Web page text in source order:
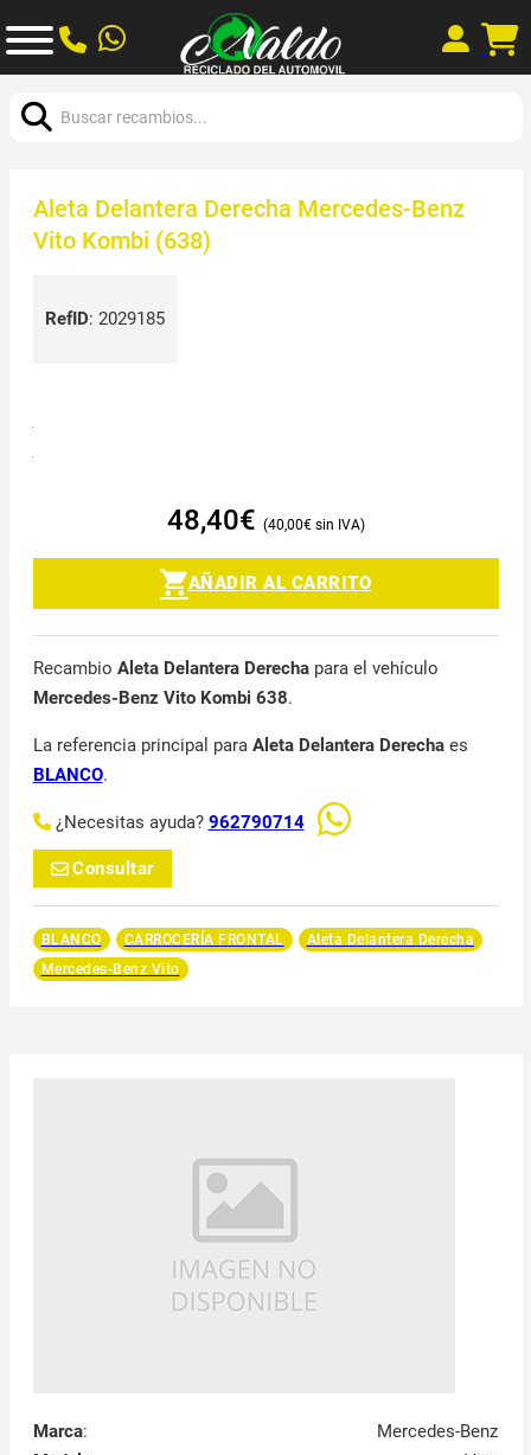
Aleta Delantera Derecha Mercedes-Benz
Vito Kombi (638)
RefID: 2029185
48,40€ 40,00€
AÑADIR AL CARRITO
Recambio Aleta Delantera Derechapara el vehículo
Mercedes-Benz Vito Kombi 638.
La referencia principal para Aleta Delantera Derechaes
BLANCO.
¿Necesitas ayuda? 962790714
Consultar
BLANCO CARROCERÍA FRONTAL
Aleta Delantera Derecha
Mercedes-Benz Vito
Marca:
Mercedes-Benz